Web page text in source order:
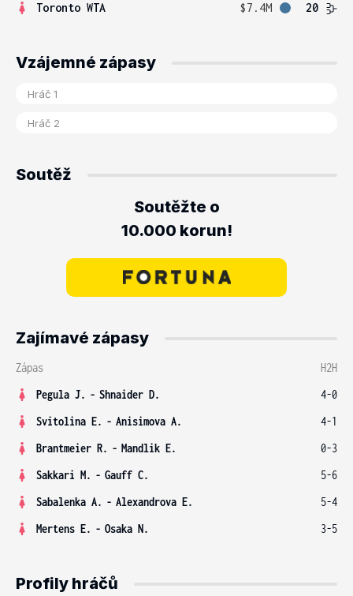
Toronto WTA
$7.4M 20
Vzájemné zápasy
Soutěž
Soutěžte o
10.000 korun!
Zajímavé zápasy
Zápas
H2H
Pegula J. - Shnaider D.
4-0
Svitolina E. - Anisimova A.
4-1
Brantmeier R. - Mandlik E.
0-3
Sakkari M. - Gauff C.
5-6
Sabalenka A. - Alexandrova E.
5-4
Mertens E. - Osaka N. 3-5
Profily hráčů